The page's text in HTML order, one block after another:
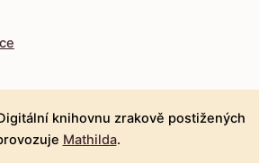
knihovnu zrakově postižených
Mathilda.